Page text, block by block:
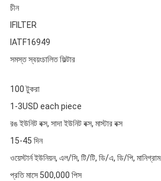
চীন
IFILTER
IATF16949
সমস্ত স্বয়ংচালিত ফিল্টার
100 টুকরা
1-3USD each piece
রঙ ইউনিট বক্স, সাদা ইউনিট বক্স, মাস্টার বক্স
15-45 দিন
ওয়েস্টার্ন ইউনিয়ন, এল/সি, টি/টি, ডি/এ, ডি/পি, মানিগ্রাম
প্রতি মাসে 500,000 পিস